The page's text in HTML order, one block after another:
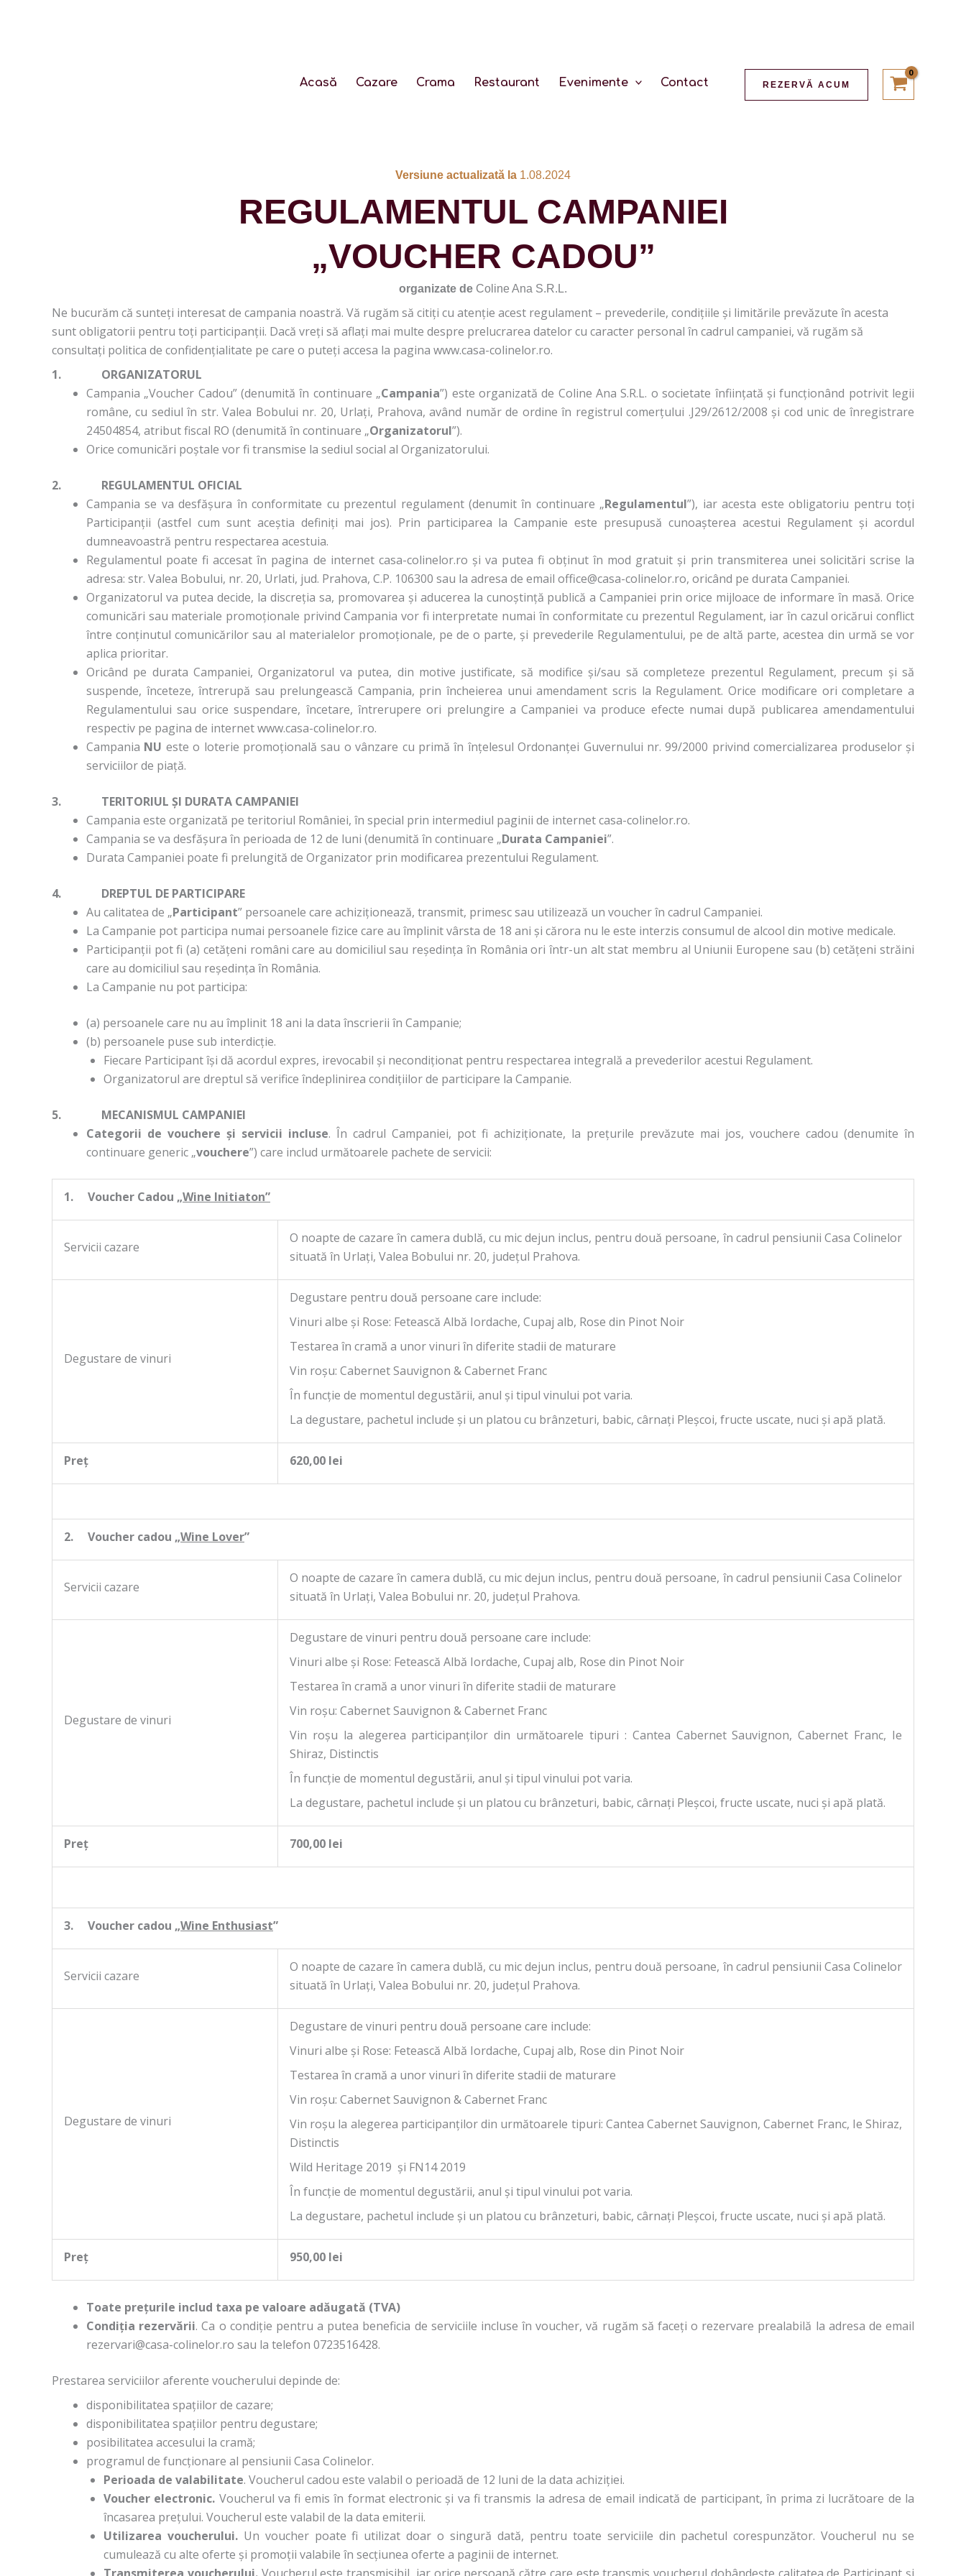
Acasă Cazare Crama Restaurant Evenimente Contact REZERVĂ ACUM
Versiune actualizată la 1.08.2024
REGULAMENTUL CAMPANIEI
„VOUCHER CADOU”
organizate de Coline Ana S.R.L.
Ne bucurăm că sunteți interesat de campania noastră. Vă rugăm să citiți cu atenție acest regulament – prevederile, condițiile și limitările prevăzute în acesta
sunt obligatorii pentru toți participanții. Dacă vreți să aflați mai multe despre prelucrarea datelor cu caracter personal în cadrul campaniei, vă rugăm să
consultați politica de confidențialitate pe care o puteți accesa la pagina www.casa-colinelor.ro.
1. ORGANIZATORUL
Campania „Voucher Cadou” (denumită în continuare „Campania”) este organizată de Coline Ana S.R.L. o societate înființată și funcționând potrivit legii
române, cu sediul în str. Valea Bobului nr. 20, Urlați, Prahova, având număr de ordine în registrul comerțului .J29/2612/2008 și cod unic de înregistrare
24504854, atribut fiscal RO (denumită în continuare „Organizatorul”).
Orice comunicări poștale vor fi transmise la sediul social al Organizatorului.
2. REGULAMENTUL OFICIAL
Campania se va desfășura în conformitate cu prezentul regulament (denumit în continuare „Regulamentul”), iar acesta este obligatoriu pentru toți
Participanții (astfel cum sunt aceștia definiți mai jos). Prin participarea la Campanie este presupusă cunoașterea acestui Regulament și acordul
dumneavoastră pentru respectarea acestuia.
Regulamentul poate fi accesat în pagina de internet casa-colinelor.ro și va putea fi obținut în mod gratuit și prin transmiterea unei solicitări scrise la
adresa: str. Valea Bobului, nr. 20, Urlati, jud. Prahova, C.P. 106300 sau la adresa de email office@casa-colinelor.ro, oricând pe durata Campaniei.
Organizatorul va putea decide, la discreția sa, promovarea și aducerea la cunoștință publică a Campaniei prin orice mijloace de informare în masă. Orice
comunicări sau materiale promoționale privind Campania vor fi interpretate numai în conformitate cu prezentul Regulament, iar în cazul oricărui conflict
între conținutul comunicărilor sau al materialelor promoționale, pe de o parte, și prevederile Regulamentului, pe de altă parte, acestea din urmă se vor
aplica prioritar.
Oricând pe durata Campaniei, Organizatorul va putea, din motive justificate, să modifice și/sau să completeze prezentul Regulament, precum și să
suspende, înceteze, întrerupă sau prelungească Campania, prin încheierea unui amendament scris la Regulament. Orice modificare ori completare a
Regulamentului sau orice suspendare, încetare, întrerupere ori prelungire a Campaniei va produce efecte numai după publicarea amendamentului
respectiv pe pagina de internet www.casa-colinelor.ro.
Campania NU este o loterie promoțională sau o vânzare cu primă în înțelesul Ordonanței Guvernului nr. 99/2000 privind comercializarea produselor și
serviciilor de piață.
3. TERITORIUL ȘI DURATA CAMPANIEI
Campania este organizată pe teritoriul României, în special prin intermediul paginii de internet casa-colinelor.ro.
Campania se va desfășura în perioada de 12 de luni (denumită în continuare „Durata Campaniei”.
Durata Campaniei poate fi prelungită de Organizator prin modificarea prezentului Regulament.
4. DREPTUL DE PARTICIPARE
Au calitatea de „Participant” persoanele care achiziționează, transmit, primesc sau utilizează un voucher în cadrul Campaniei.
La Campanie pot participa numai persoanele fizice care au împlinit vârsta de 18 ani și cărora nu le este interzis consumul de alcool din motive medicale.
Participanții pot fi (a) cetățeni români care au domiciliul sau reședința în România ori într-un alt stat membru al Uniunii Europene sau (b) cetățeni străini
care au domiciliul sau reședința în România.
La Campanie nu pot participa:
(a) persoanele care nu au împlinit 18 ani la data înscrierii în Campanie;
(b) persoanele puse sub interdicție.
Fiecare Participant își dă acordul expres, irevocabil și necondiționat pentru respectarea integrală a prevederilor acestui Regulament.
Organizatorul are dreptul să verifice îndeplinirea condițiilor de participare la Campanie.
5. MECANISMUL CAMPANIEI
Categorii de vouchere și servicii incluse. În cadrul Campaniei, pot fi achiziționate, la prețurile prevăzute mai jos, vouchere cadou (denumite în
continuare generic „vouchere”) care includ următoarele pachete de servicii:
1. Voucher Cadou „Wine Initiaton”
Servicii cazare
O noapte de cazare în camera dublă, cu mic dejun inclus, pentru două persoane, în cadrul pensiunii Casa Colinelor
situată în Urlați, Valea Bobului nr. 20, județul Prahova.
Degustare de vinuri
Degustare pentru două persoane care include:
Vinuri albe și Rose: Fetească Albă Iordache, Cupaj alb, Rose din Pinot Noir
Testarea în cramă a unor vinuri în diferite stadii de maturare
Vin roșu: Cabernet Sauvignon & Cabernet Franc
În funcție de momentul degustării, anul și tipul vinului pot varia.
La degustare, pachetul include și un platou cu brânzeturi, babic, cârnați Pleșcoi, fructe uscate, nuci și apă plată.
Preț 620,00 lei
2. Voucher cadou „Wine Lover”
Servicii cazare
O noapte de cazare în camera dublă, cu mic dejun inclus, pentru două persoane, în cadrul pensiunii Casa Colinelor
situată în Urlați, Valea Bobului nr. 20, județul Prahova.
Degustare de vinuri
Degustare de vinuri pentru două persoane care include:
Vinuri albe și Rose: Fetească Albă Iordache, Cupaj alb, Rose din Pinot Noir
Testarea în cramă a unor vinuri în diferite stadii de maturare
Vin roșu: Cabernet Sauvignon & Cabernet Franc
Vin roșu la alegerea participanților din următoarele tipuri : Cantea Cabernet Sauvignon, Cabernet Franc, Ie
Shiraz, Distinctis
În funcție de momentul degustării, anul și tipul vinului pot varia.
La degustare, pachetul include și un platou cu brânzeturi, babic, cârnați Pleșcoi, fructe uscate, nuci și apă plată.
Preț 700,00 lei
3. Voucher cadou „Wine Enthusiast”
Servicii cazare
O noapte de cazare în camera dublă, cu mic dejun inclus, pentru două persoane, în cadrul pensiunii Casa Colinelor
situată în Urlați, Valea Bobului nr. 20, județul Prahova.
Degustare de vinuri
Degustare de vinuri pentru două persoane care include:
Vinuri albe și Rose: Fetească Albă Iordache, Cupaj alb, Rose din Pinot Noir
Testarea în cramă a unor vinuri în diferite stadii de maturare
Vin roșu: Cabernet Sauvignon & Cabernet Franc
Vin roșu la alegerea participanților din următoarele tipuri: Cantea Cabernet Sauvignon, Cabernet Franc, Ie Shiraz,
Distinctis
Wild Heritage 2019 și FN14 2019
În funcție de momentul degustării, anul și tipul vinului pot varia.
La degustare, pachetul include și un platou cu brânzeturi, babic, cârnați Pleșcoi, fructe uscate, nuci și apă plată.
Preț 950,00 lei
Toate prețurile includ taxa pe valoare adăugată (TVA)
Condiția rezervării. Ca o condiție pentru a putea beneficia de serviciile incluse în voucher, vă rugăm să faceți o rezervare prealabilă la adresa de email
rezervari@casa-colinelor.ro sau la telefon 0723516428.
Prestarea serviciilor aferente voucherului depinde de:
disponibilitatea spațiilor de cazare;
disponibilitatea spațiilor pentru degustare;
posibilitatea accesului la cramă;
programul de funcționare al pensiunii Casa Colinelor.
Perioada de valabilitate. Voucherul cadou este valabil o perioadă de 12 luni de la data achiziției.
Voucher electronic. Voucherul va fi emis în format electronic și va fi transmis la adresa de email indicată de participant, în prima zi lucrătoare de la
încasarea prețului. Voucherul este valabil de la data emiterii.
Utilizarea voucherului. Un voucher poate fi utilizat doar o singură dată, pentru toate serviciile din pachetul corespunzător. Voucherul nu se
cumulează cu alte oferte și promoții valabile în secțiunea oferte a paginii de internet.